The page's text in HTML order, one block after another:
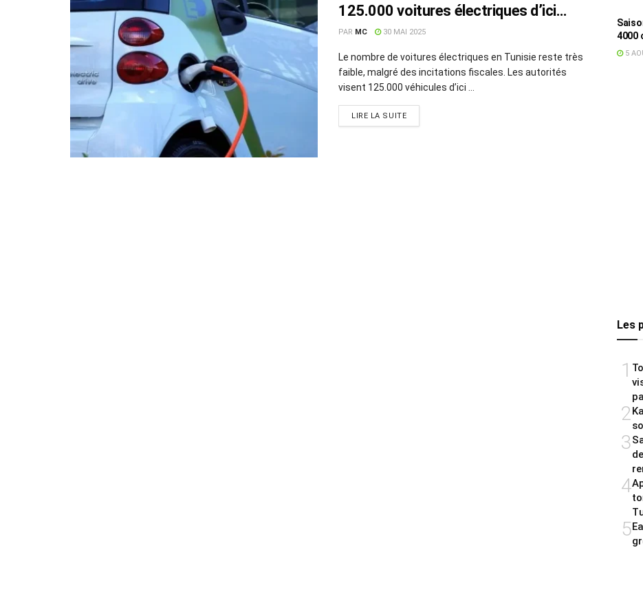
125.000 voitures électriques d’ici
2035
PAR MC 30 MAI 2025
Le nombre de voitures électriques en Tunisie reste très
faible, malgré des incitations fiscales. Les autorités
visent 125.000 véhicules d’ici ...
LIRE LA SUITE
4000
6,75
5
Les
1
2
3
4
5